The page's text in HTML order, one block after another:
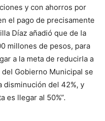
y con ahorros por
el pago de precisamente
Díaz añadió que de la
millones de pesos, para
a la meta de reducirla a
Gobierno Municipal se
disminución del 42%, y
es llegar al 50%”.